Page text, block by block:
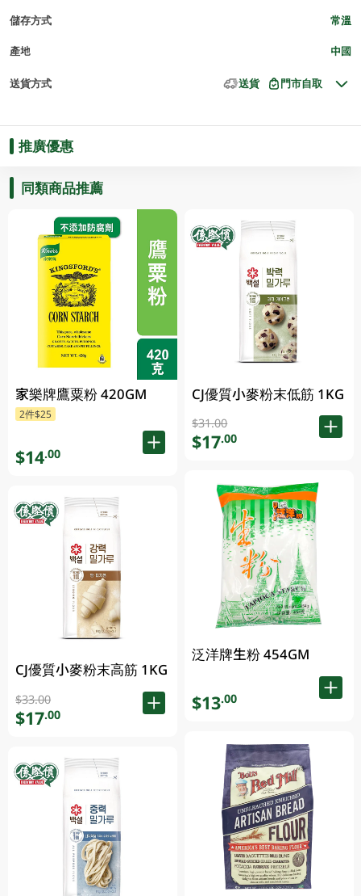
儲存方式 常溫
產地 中國
送貨方式 送貨 門市自取
推廣優惠
同類商品推薦
家樂牌鷹粟粉 420GM
2件$25
$14.00
CJ優質小麥粉末高筋 1KG
$33.00
$17.00
CJ優質小麥粉末低筋 1KG
$31.00
$17.00
泛洋牌生粉 454GM
$13.00